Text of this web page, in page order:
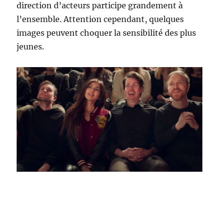
direction d’acteurs participe grandement à
l’ensemble. Attention cependant, quelques
images peuvent choquer la sensibilité des plus
jeunes.